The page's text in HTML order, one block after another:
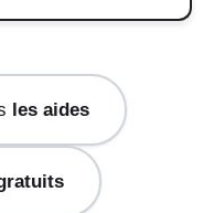
les aides